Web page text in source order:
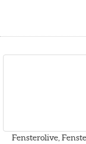
Fensterolive,